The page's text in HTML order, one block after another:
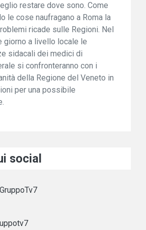
restare dove sono. Come
le cose naufragano a Roma la
ricade sulle Regioni. Nel
giorno a livello locale le
sidacali dei medici di
si confronteranno con i
della Regione del Veneto in
per una possibile
social